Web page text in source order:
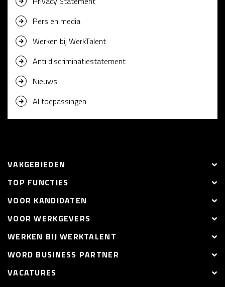
Pers en media
Werken bij WerkTalent
Anti discriminatiestatement
Nieuws
AI toepassingen
VAKGEBIEDEN
TOP FUNCTIES
VOOR KANDIDATEN
VOOR WERKGEVERS
WERKEN BIJ WERKTALENT
WORD BUSINESS PARTNER
VACATURES